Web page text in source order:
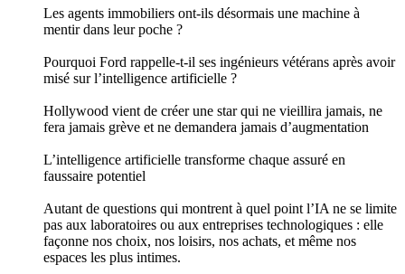
Les agents immobiliers ont-ils désormais une machine à
mentir dans leur poche ?
Pourquoi Ford rappelle-t-il ses ingénieurs vétérans après avoir
misé sur l’intelligence artificielle ?
Hollywood vient de créer une star qui ne vieillira jamais, ne
fera jamais grève et ne demandera jamais d’augmentation
L’intelligence artificielle transforme chaque assuré en
faussaire potentiel
Autant de questions qui montrent à quel point l’IA ne se limite
pas aux laboratoires ou aux entreprises technologiques : elle
façonne nos choix, nos loisirs, nos achats, et même nos
espaces les plus intimes.